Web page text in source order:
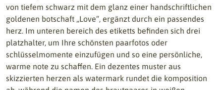
von tiefem schwarz mit dem glanz einer handschriftlichen
goldenen botschaft „Love“, ergänzt durch ein passendes
herz. Im unteren bereich des etiketts befinden sich drei
platzhalter, um Ihre schönsten paarfotos oder
schlüsselmomente einzufügen und so eine persönliche,
warme note zu schaffen. Ein dezentes muster aus
skizzierten herzen als watermark rundet die komposition